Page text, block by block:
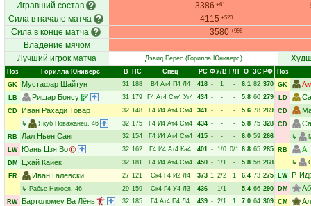
Игравший состав
3386 +61
Сила в начале матча
4115 +520
Сила в конце матча 3580 +956
Владение мячом
Лучший игрок матча
Дэвид Перес (Горилла Юниверс)
Поз Горилла Юниверс В НC Спец РC ФУ/В Г/П О ЗС РФ
GK
Мустафар Шайтун 31 188 В4 Ат4 П4 Л4 418 - 1 - 6.1 82 370
LB
Ришар Бонсу 31 179 Г4 Ат4 См4 Уг4 434 - - - 5.8 60 279
CD Иван Рахади Товар 32 148 Г4 И4 Ат4 См4 341 - - - 5.6 78 269
↳
Якуб Поважанец, 46 32 175 Г4 И4 Ат4 См4 434 - - - 5.8 75 328
RB
Лал Ньен Санг 32 154 Г4 И4 Ат4 См4 415 - - - 6.0 59 266
LW
Юань Цзя Во 32 162 Г4 И4 Ат4 Ка4 401 - 1/0 0/1 6.8 65 285
DM
Цхай Кайек 32 181 Г4 И4 Ат4 См4 450 - 1/1 - 5.8 56 268
FR
Иван Галевски 27 121 Ск4 Г4 И2 Л4 373 1 2/2 1 6.4 73 275
↳ Рабье Никося, 46 29 159 Ск4 Г4 У4 Л3 436 - 1/1 - 5.4 66 290
RW Бартоломеу Ва Лёнь 32 185 Г4 Ат4 П4 Л4 439 - 2/1 1 7.0 64 309
Поз
GK
LD
CD
CD
↳
RB
А.
↳
LW Р.
DM
CM